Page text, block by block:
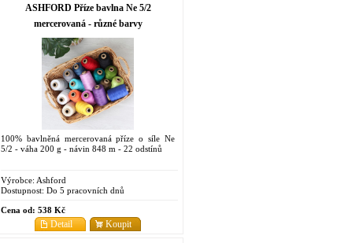
ASHFORD Příze bavlna Ne 5/2
mercerovaná - různé barvy
100% bavlněná mercerovaná příze o síle Ne
5/2 - váha 200 g - návin 848 m - 22 odstínů
Výrobce: Ashford
Dostupnost: Do 5 pracovních dnů
Cena od: 538 Kč
Koupit
Detail